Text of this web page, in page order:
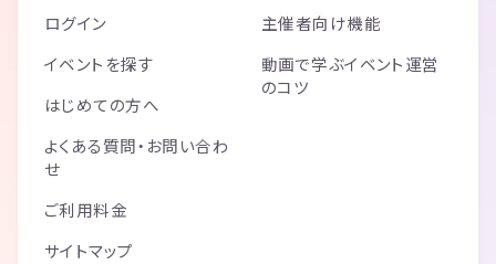
ログイン
イベントを探す
はじめての方へ
よくある質問・お問い合わ
せ
ご利用料金
サイトマップ
主催者向け機能
動画で学ぶイベント運営
のコツ